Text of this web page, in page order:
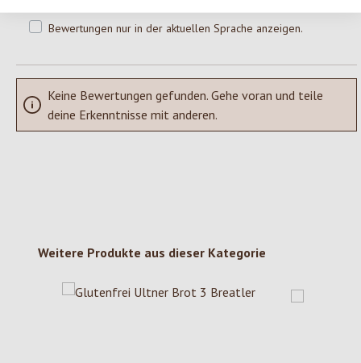
Bewertungen nur in der aktuellen Sprache anzeigen.
Keine Bewertungen gefunden. Gehe voran und teile
deine Erkenntnisse mit anderen.
Produktgalerie überspringen
Weitere Produkte aus dieser Kategorie